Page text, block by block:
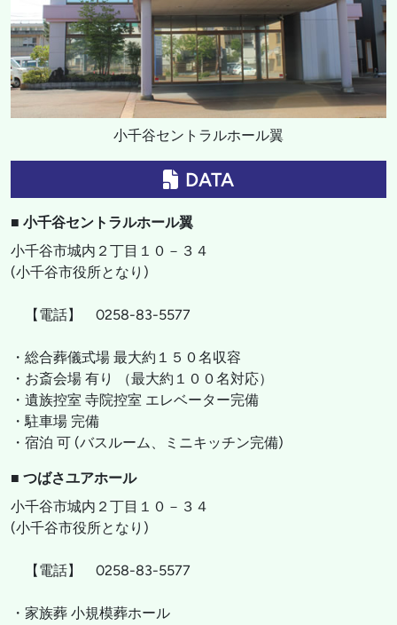
小千谷セントラルホール翼
DATA
■ 小千谷セントラルホール翼
小千谷市城内２丁目１０－３４
(小千谷市役所となり)
【電話】 0258-83-5577
・総合葬儀式場 最大約１５０名収容
・お斎会場 有り （最大約１００名対応）
・遺族控室 寺院控室 エレベーター完備
・駐車場 完備
・宿泊 可 (バスルーム、ミニキッチン完備)
■ つばさユアホール
小千谷市城内２丁目１０－３４
(小千谷市役所となり)
【電話】 0258-83-5577
・家族葬 小規模葬ホール